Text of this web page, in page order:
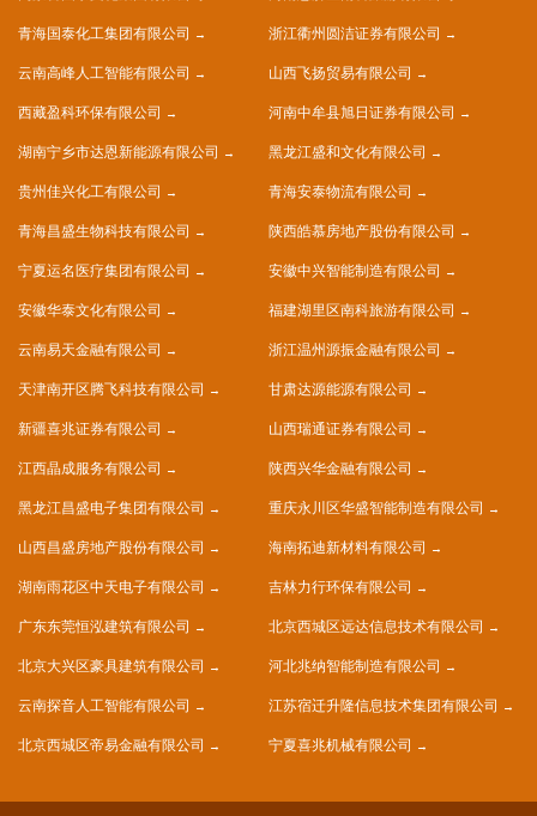
青海国泰化工集团有限公司 浙江衢州圆洁证券有限公司
云南高峰人工智能有限公司 山西飞扬贸易有限公司
西藏盈科环保有限公司 河南中牟县旭日证券有限公司
湖南宁乡市达恩新能源有限公司 黑龙江盛和文化有限公司
贵州佳兴化工有限公司 青海安泰物流有限公司
青海昌盛生物科技有限公司 陕西皓慕房地产股份有限公司
宁夏运名医疗集团有限公司 安徽中兴智能制造有限公司
安徽华泰文化有限公司 福建湖里区南科旅游有限公司
云南易天金融有限公司 浙江温州源振金融有限公司
天津南开区腾飞科技有限公司 甘肃达源能源有限公司
新疆喜兆证券有限公司 山西瑞通证券有限公司
江西晶成服务有限公司 陕西兴华金融有限公司
黑龙江昌盛电子集团有限公司 重庆永川区华盛智能制造有限公司
山西昌盛房地产股份有限公司 海南拓迪新材料有限公司
湖南雨花区中天电子有限公司 吉林力行环保有限公司
广东东莞恒泓建筑有限公司 北京西城区远达信息技术有限公司
北京大兴区豪具建筑有限公司 河北兆纳智能制造有限公司
云南探音人工智能有限公司 江苏宿迁升隆信息技术集团有限公司
北京西城区帝易金融有限公司 宁夏喜兆机械有限公司